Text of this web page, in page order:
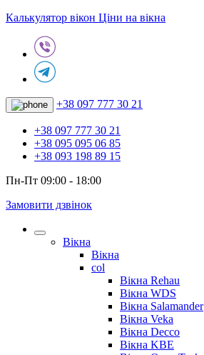
Калькулятор вікон Ціни на вікна
+38 097 777 30 21
+38 097 777 30 21
+38 095 095 06 85
+38 093 198 89 15
Пн-Пт 09:00 - 18:00
Замовити дзвінок
Вікна
Вікна
col
Вікна Rehau
Вікна WDS
Вікна Salamander
Вікна Veka
Вікна Decco
Вікна KBE